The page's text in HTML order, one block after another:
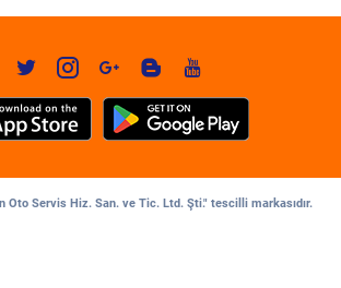
Oto Servis Hiz. San. ve Tic. Ltd. Şti." tescilli markasıdır.